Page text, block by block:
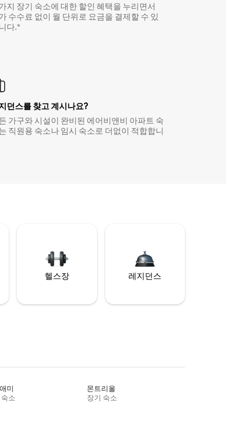
지 장기 숙소에 대한 할인 혜택을 누리면서
수수료 없이 월 단위로 요금을 결제할 수 있
다.*
던스를 찾고 계시나요?
가구와 시설이 완비된 에어비앤비 아파트 숙
직원용 숙소나 임시 숙소로 더없이 적합합니
헬스장 레지던스
미
소
몬트리올
장기 숙소